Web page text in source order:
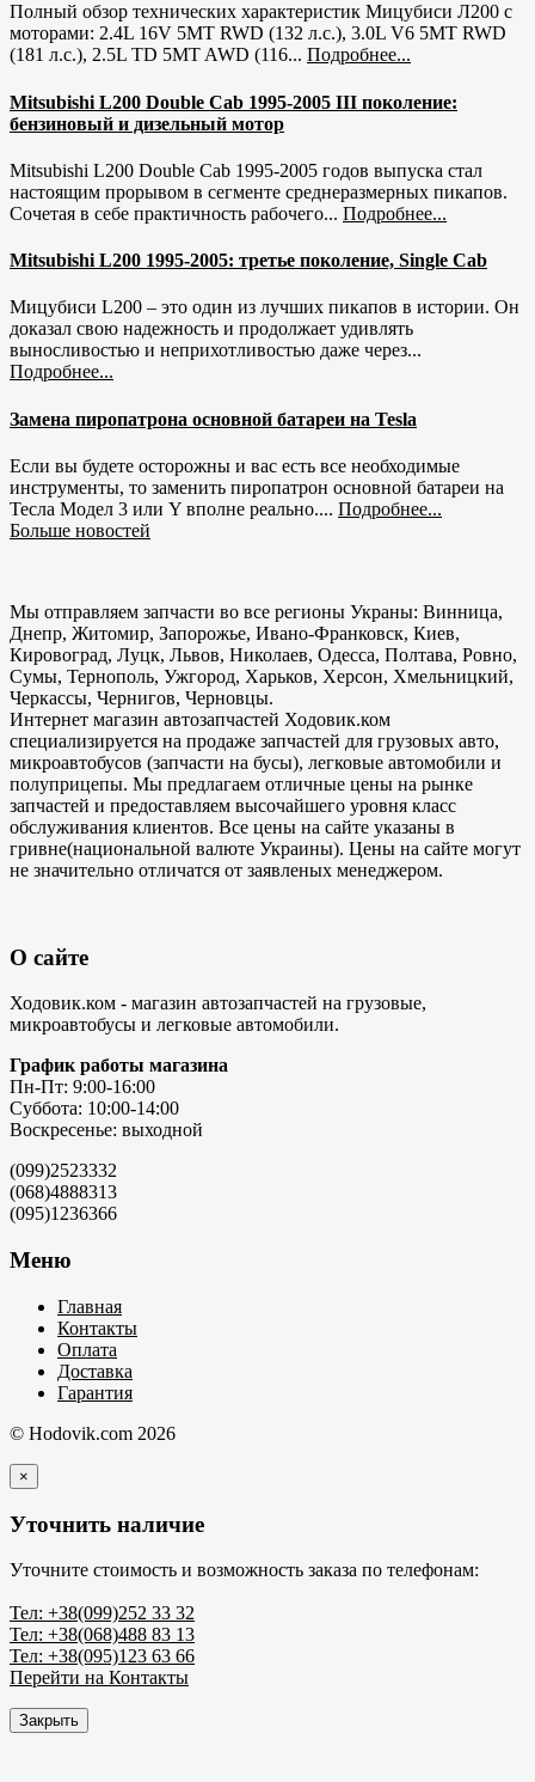
Полный обзор технических характеристик Мицубиси Л200 с
моторами: 2.4L 16V 5MT RWD (132 л.с.), 3.0L V6 5MT RWD
(181 л.с.), 2.5L TD 5MT AWD (116... Подробнее...
Mitsubishi L200 Double Cab 1995-2005 III поколение:
бензиновый и дизельный мотор
Mitsubishi L200 Double Cab 1995-2005 годов выпуска стал
настоящим прорывом в сегменте среднеразмерных пикапов.
Сочетая в себе практичность рабочего... Подробнее...
Mitsubishi L200 1995-2005: третье поколение, Single Cab
Мицубиси L200 – это один из лучших пикапов в истории. Он
доказал свою надежность и продолжает удивлять
выносливостью и неприхотливостью даже через...
Подробнее...
Замена пиропатрона основной батареи на Tesla
Если вы будете осторожны и вас есть все необходимые
инструменты, то заменить пиропатрон основной батареи на
Тесла Модел 3 или Y вполне реально.... Подробнее...
Больше новостей
Мы отправляем запчасти во все регионы Украны: Винница,
Днепр, Житомир, Запорожье, Ивано-Франковск, Киев,
Кировоград, Луцк, Львов, Николаев, Одесса, Полтава, Ровно,
Сумы, Тернополь, Ужгород, Харьков, Херсон, Хмельницкий,
Черкассы, Чернигов, Черновцы.
Интернет магазин автозапчастей Ходовик.ком
специализируется на продаже запчастей для грузовых авто,
микроавтобусов (запчасти на бусы), легковые автомобили и
полуприцепы. Мы предлагаем отличные цены на рынке
запчастей и предоставляем высочайшего уровня класс
обслуживания клиентов. Все цены на сайте указаны в
гривне(национальной валюте Украины). Цены на сайте могут
не значительно отличатся от заявленых менеджером.
О сайте
Ходовик.ком - магазин автозапчастей на грузовые,
микроавтобусы и легковые автомобили.
График работы магазина
Пн-Пт: 9:00-16:00
Суббота: 10:00-14:00
Воскресенье: выходной
(099)2523332
(068)4888313
(095)1236366
Меню
Главная
Контакты
Оплата
Доставка
Гарантия
© Hodovik.com 2026
×
Уточнить наличие
Уточните стоимость и возможность заказа по телефонам:
Тел: +38(099)252 33 32
Тел: +38(068)488 83 13
Тел: +38(095)123 63 66
Перейти на Контакты
Закрыть